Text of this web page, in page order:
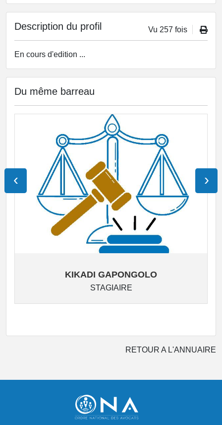
Description du profil Vu 257 fois
En cours d'edition ...
Du même barreau
KIKADI GAPONGOLO
STAGIAIRE
‹ ›
RETOUR A L'ANNUAIRE